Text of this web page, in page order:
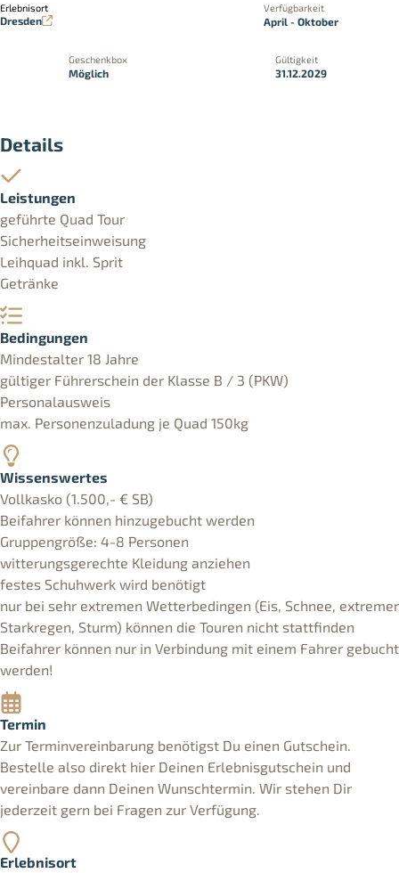
Erlebnisort
Dresden
Verfügbarkeit
April - Oktober
Geschenkbox
Möglich
Gültigkeit
31.12.2029
Details
Leistungen
geführte Quad Tour
Sicherheitseinweisung
Leihquad inkl. Sprit
Getränke
Bedingungen
Mindestalter 18 Jahre
gültiger Führerschein der Klasse B / 3 (PKW)
Personalausweis
max. Personenzuladung je Quad 150kg
Wissenswertes
Vollkasko (1.500,- € SB)
Beifahrer können hinzugebucht werden
Gruppengröße: 4-8 Personen
witterungsgerechte Kleidung anziehen
festes Schuhwerk wird benötigt
nur bei sehr extremen Wetterbedingen (Eis, Schnee, extremer
Starkregen, Sturm) können die Touren nicht stattfinden
Beifahrer können nur in Verbindung mit einem Fahrer gebucht
werden!
Termin
Zur Terminvereinbarung benötigst Du einen Gutschein.
Bestelle also direkt hier Deinen Erlebnisgutschein und
vereinbare dann Deinen Wunschtermin. Wir stehen Dir
jederzeit gern bei Fragen zur Verfügung.
Erlebnisort